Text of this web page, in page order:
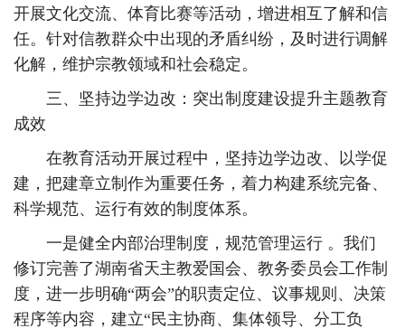
开展文化交流、体育比赛等活动，增进相互了解和信
任。针对信教群众中出现的矛盾纠纷，及时进行调解
化解，维护宗教领域和社会稳定。
三、坚持边学边改：突出制度建设提升主题教育
成效
在教育活动开展过程中，坚持边学边改、以学促
建，把建章立制作为重要任务，着力构建系统完备、
科学规范、运行有效的制度体系。
一是健全内部治理制度，规范管理运行 。我们
修订完善了湖南省天主教爱国会、教务委员会工作制
度，进一步明确“两会”的职责定位、议事规则、决策
程序等内容，建立“民主协商、集体领导、分工负